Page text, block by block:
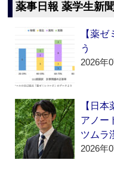
薬事日報 薬学生新
【薬
う
2026年
【日
アノー
ツムラ
2026年